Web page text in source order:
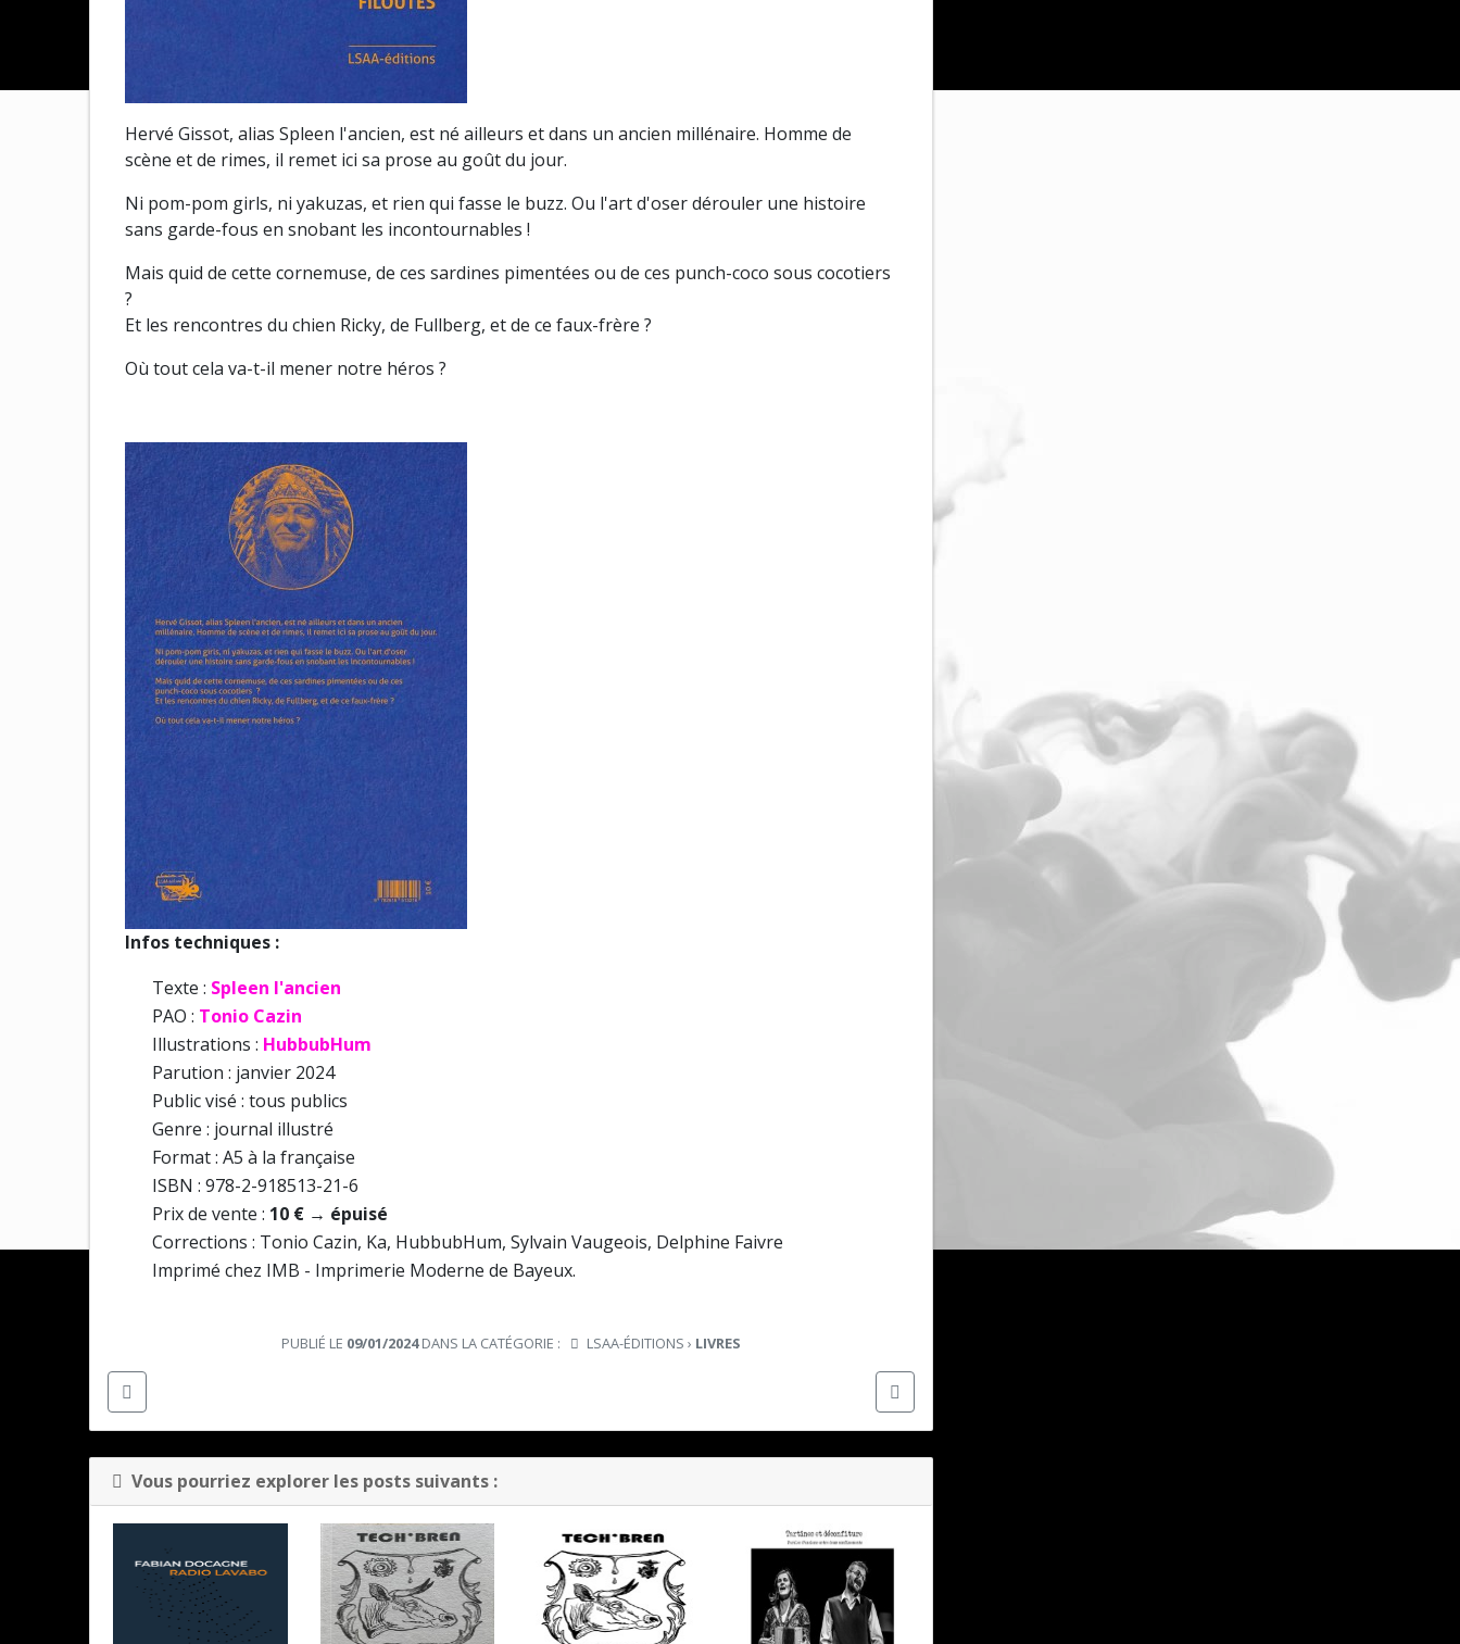
Hervé Gissot, alias Spleen l'ancien, est né ailleurs et dans un ancien millénaire. Homme de
scène et de rimes, il remet ici sa prose au goût du jour.
Ni pom-pom girls, ni yakuzas, et rien qui fasse le buzz. Ou l'art d'oser dérouler une histoire
sans garde-fous en snobant les incontournables !
Mais quid de cette cornemuse, de ces sardines pimentées ou de ces punch-coco sous cocotiers
?
Et les rencontres du chien Ricky, de Fullberg, et de ce faux-frère ?
Où tout cela va-t-il mener notre héros ?
Infos techniques :
Texte : Spleen l'ancien
PAO : Tonio Cazin
Illustrations : HubbubHum
Parution : janvier 2024
Public visé : tous publics
Genre : journal illustré
Format : A5 à la française
ISBN : 978-2-918513-21-6
Prix de vente : 10 € → épuisé
Corrections : Tonio Cazin, Ka, HubbubHum, Sylvain Vaugeois, Delphine Faivre
Imprimé chez IMB - Imprimerie Moderne de Bayeux.
PUBLIÉ LE 09/01/2024DANS LA CATÉGORIE : LSAA-ÉDITIONS › LIVRES
Vous pourriez explorer les posts suivants :